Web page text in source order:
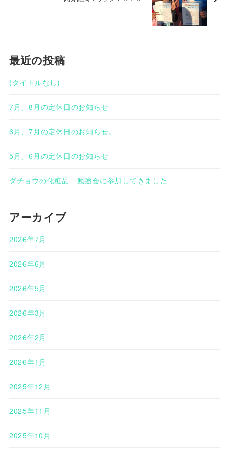
最近の投稿
(タイトルなし)
7月、8月の定休日のお知らせ
6月、7月の定休日のお知らせ。
5月、6月の定休日のお知らせ
ダチョウの化粧品 勉強会に参加してきました
アーカイブ
2026年7月
2026年6月
2026年5月
2026年3月
2026年2月
2026年1月
2025年12月
2025年11月
2025年10月